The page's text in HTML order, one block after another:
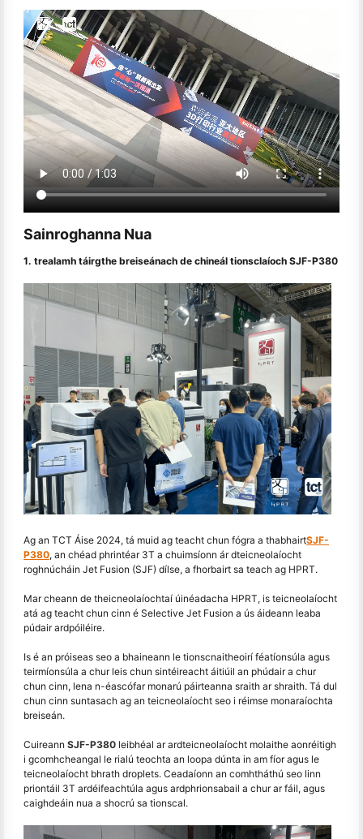
Sainroghanna Nua
1. trealamh táirgthe breiseánach de chineál tionsclaíoch SJF-P380
Ag an TCT Áise 2024, tá muid ag teacht chun fógra a thabhairtSJF-
P380, an chéad phrintéar 3T a chuimsíonn ár dteicneolaíocht
roghnúcháin Jet Fusion (SJF) dílse, a fhorbairt sa teach ag HPRT.
Mar cheann de theicneolaíochtaí úinéadacha HPRT, is teicneolaíocht
atá ag teacht chun cinn é Selective Jet Fusion a ús áideann leaba
púdair ardpóiléire.
Is é an próiseas seo a bhaineann le tionscnaitheoirí féatíonsúla agus
teirmíonsúla a chur leis chun sintéireacht áitiúil an phúdair a chur
chun cinn, lena n-éascófar monarú páirteanna sraith ar shraith. Tá dul
chun cinn suntasach ag an teicneolaíocht seo i réimse monaraíochta
breiseán.
Cuireann SJF-P380 leibhéal ar ardteicneolaíocht molaithe aonréitigh
i gcomhcheangal le rialú teochta an loopa dúnta in am fíor agus le
teicneolaíocht bhrath droplets. Ceadaíonn an comhtháthú seo linn
priontáil 3T ardéifeachtúla agus ardphrionsabail a chur ar fáil, agus
caighdeáin nua a shocrú sa tionscal.